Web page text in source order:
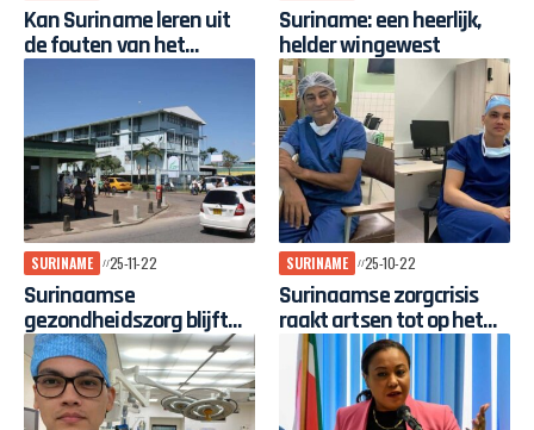
Kan Suriname leren uit
de fouten van het
verleden?
Suriname: een heerlijk,
helder wingewest
SURINAME 25-11-22
Surinaamse
gezondheidszorg blijft
afhankelijk van
Nederland
SURINAME 25-10-22
Surinaamse zorgcrisis
raakt artsen tot op het
bot